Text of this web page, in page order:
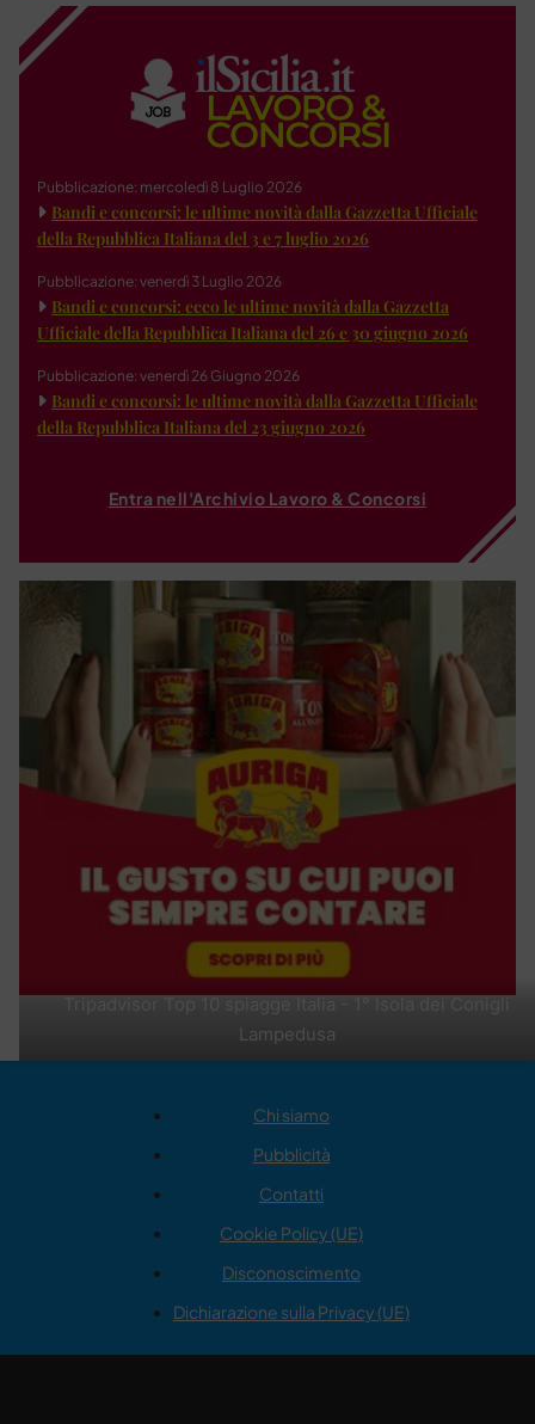
Lampedusa
Pubblicazione: mercoledì 8 Luglio 2026
Bandi e concorsi: le ultime novità dalla Gazzetta Ufficiale
della Repubblica Italiana del 3 e 7 luglio 2026
Pubblicazione: venerdì 3 Luglio 2026
Bandi e concorsi: ecco le ultime novità dalla Gazzetta
Ufficiale della Repubblica Italiana del 26 e 30 giugno 2026
Pubblicazione: venerdì 26 Giugno 2026
Bandi e concorsi: le ultime novità dalla Gazzetta Ufficiale
della Repubblica Italiana del 23 giugno 2026
Entra nell'Archivio Lavoro & Concorsi
Chi siamo
Pubblicità
Contatti
Cookie Policy (UE)
Disconoscimento
Dichiarazione sulla Privacy (UE)